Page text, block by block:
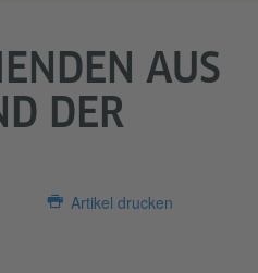
AUS
DER
Artikel drucken